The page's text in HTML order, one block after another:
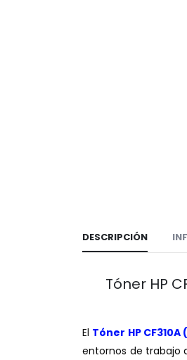
DESCRIPCIÓN
Tóner HP
El Tóner HP CF310A
entornos de trabajo